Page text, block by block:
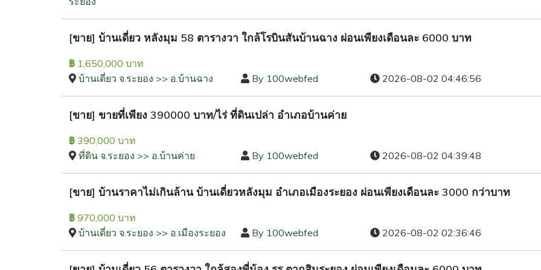
[ขาย] บ้านเดี่ยว หลังมุม 58 ตารางวา ใกล้โรบินสันบ้านฉาง ผ่อนเพียงเดือนละ 6000 บาท
฿ 1,650,000 บาท
บ้านเดี่ยว จ.ระยอง >> อ.บ้านฉาง
By 100webfed 2026-08-02 04:46:56
[ขาย] ขายที่เพียง 390000 บาท/ไร่ ที่ดินเปล่า อำเภอบ้านค่าย
฿ 390,000 บาท
ที่ดิน จ.ระยอง >> อ.บ้านค่าย
By 100webfed 2026-08-02 04:39:48
[ขาย] บ้านราคาไม่เกินล้าน บ้านเดี่ยวหลังมุม อำเภอเมืองระยอง ผ่อนเพียงเดือนละ 3000 กว่าบาท
฿ 970,000 บาท
บ้านเดี่ยว จ.ระยอง >> อ.เมืองระยอง
By 100webfed 2026-08-02 02:36:46